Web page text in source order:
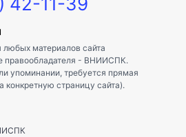
любых материалов сайта
правообладателя - ВНИИСПК.
упоминании, требуется прямая
конкретную страницу сайта).